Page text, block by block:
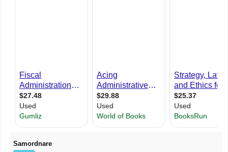
Kultur, media, design
Militärt arbete
Tidningsbud/Tidningsdistributör
Lärare i fritidshem/Fritidspedagog
Samordnare